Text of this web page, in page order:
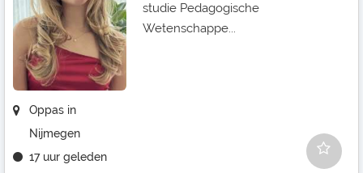
Oppas in
Nijmegen
17 uur geleden
studie Pedagogische
Wetenschappe...